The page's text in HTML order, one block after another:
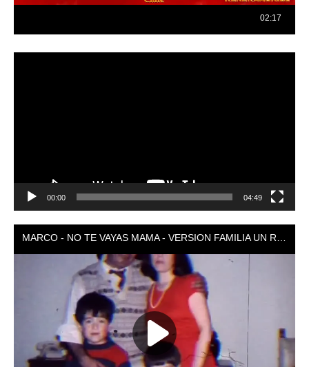
00:00 04:49